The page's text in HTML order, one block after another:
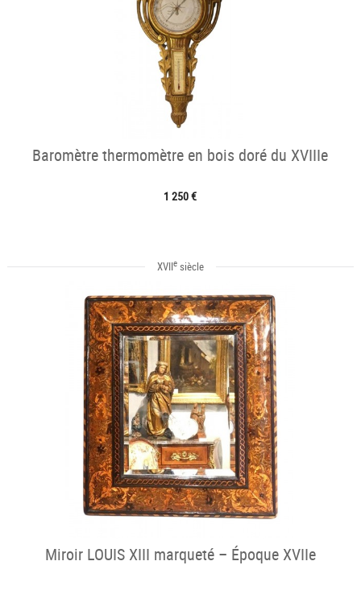
Baromètre thermomètre en bois doré du XVIIIe
1 250 €
XVIIesiècle
Miroir LOUIS XIII marqueté – Époque XVIIe